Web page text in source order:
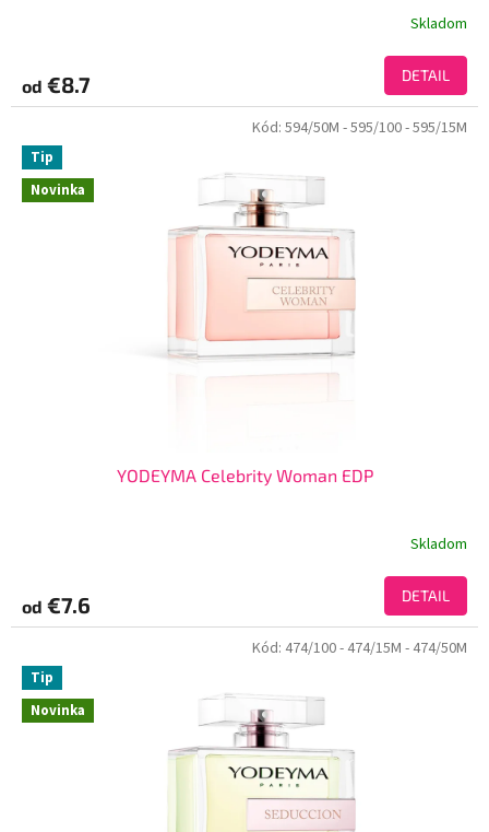
Skladom
od €8.7 DETAIL
Novinka
Tip
YODEYMA Celebrity Woman EDP
Skladom
od €7.6 DETAIL
Kód: 594/50M - 595/100- 595/15M
Novinka
Tip
Kód: 474/100- 474/15M - 474/50M